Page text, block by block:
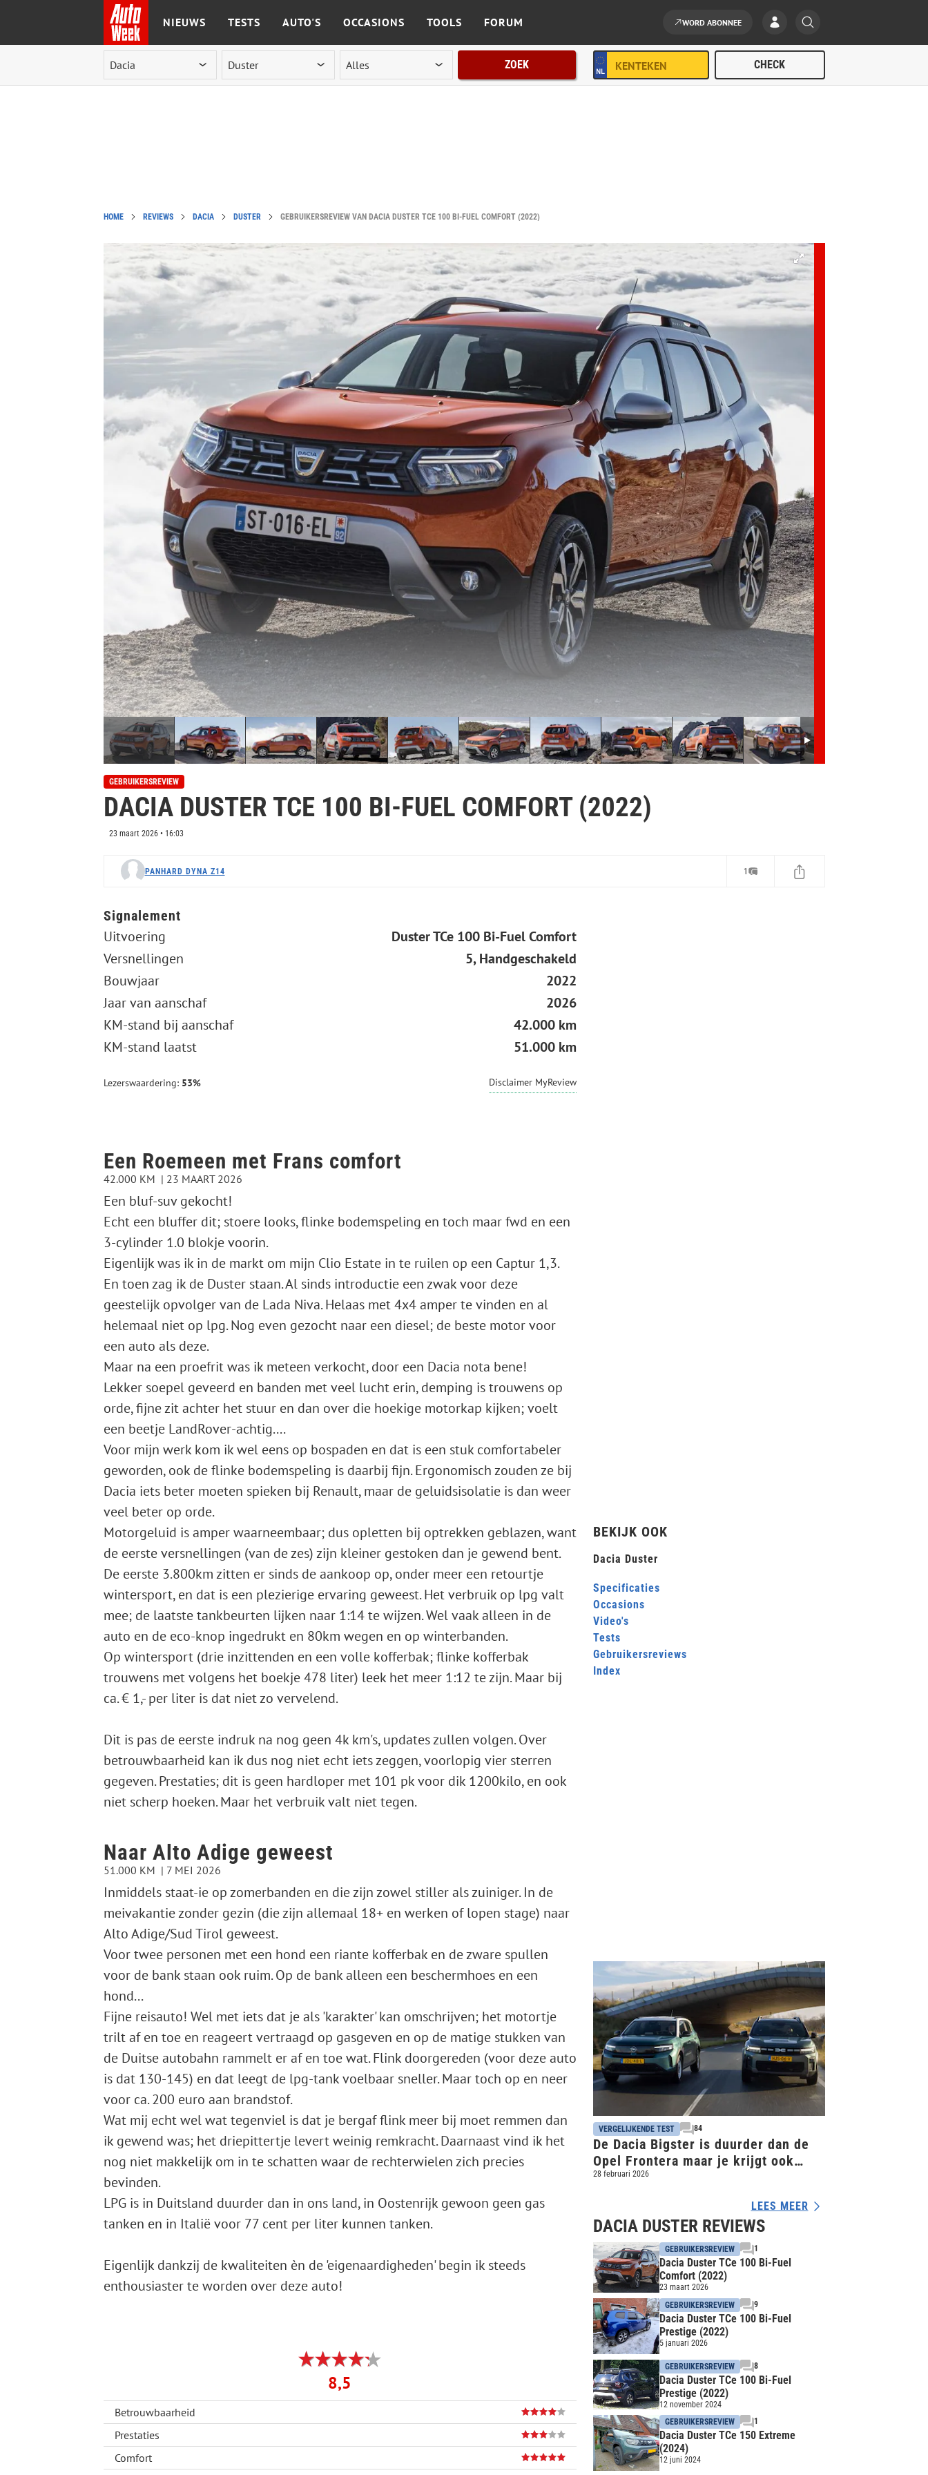
Ga naar de inhoud
NIEUWS TESTS AUTO'S OCCASIONS TOOLS FORUM WORD ABONNEE
ZOEK
HOME REVIEWS DACIA DUSTER GEBRUIKERSREVIEW VAN DACIA DUSTER TCE 100 BI-FUEL COMFORT (2022)
GEBRUIKERSREVIEW
DACIA DUSTER TCE 100 BI-FUEL COMFORT (2022)
23 maart 2026 • 16:03
PANHARD DYNA Z14 1
Signalement
Uitvoering
Duster TCe 100 Bi-Fuel Comfort
Versnellingen
5, Handgeschakeld
Bouwjaar
2022
Jaar van aanschaf
2026
KM-stand bij aanschaf
42.000 km
KM-stand laatst
51.000 km
Lezerswaardering: 53% Disclaimer MyReview
Een Roemeen met Frans comfort
42.000 KM 23 MAART 2026
Een bluf-suv gekocht!
Echt een bluffer dit; stoere looks, flinke bodemspeling en toch maar fwd en een
3-cylinder 1.0 blokje voorin.
Eigenlijk was ik in de markt om mijn Clio Estate in te ruilen op een Captur 1,3.
En toen zag ik de Duster staan. Al sinds introductie een zwak voor deze
geestelijk opvolger van de Lada Niva. Helaas met 4x4 amper te vinden en al
helemaal niet op lpg. Nog even gezocht naar een diesel; de beste motor voor
een auto als deze.
Maar na een proefrit was ik meteen verkocht, door een Dacia nota bene!
Lekker soepel geveerd en banden met veel lucht erin, demping is trouwens op
orde, fijne zit achter het stuur en dan over die hoekige motorkap kijken; voelt
een beetje LandRover-achtig....
Voor mijn werk kom ik wel eens op bospaden en dat is een stuk comfortabeler
geworden, ook de flinke bodemspeling is daarbij fijn. Ergonomisch zouden ze bij
Dacia iets beter moeten spieken bij Renault, maar de geluidsisolatie is dan weer
veel beter op orde.
Motorgeluid is amper waarneembaar; dus opletten bij optrekken geblazen, want
de eerste versnellingen (van de zes) zijn kleiner gestoken dan je gewend bent.
De eerste 3.800km zitten er sinds de aankoop op, onder meer een retourtje
wintersport, en dat is een plezierige ervaring geweest. Het verbruik op lpg valt
mee; de laatste tankbeurten lijken naar 1:14 te wijzen. Wel vaak alleen in de
auto en de eco-knop ingedrukt en 80km wegen en op winterbanden.
Op wintersport (drie inzittenden en een volle kofferbak; flinke kofferbak
trouwens met volgens het boekje 478 liter) leek het meer 1:12 te zijn. Maar bij
ca. € 1,- per liter is dat niet zo vervelend.
Dit is pas de eerste indruk na nog geen 4k km's, updates zullen volgen. Over
betrouwbaarheid kan ik dus nog niet echt iets zeggen, voorlopig vier sterren
gegeven. Prestaties; dit is geen hardloper met 101 pk voor dik 1200kilo, en ook
niet scherp hoeken. Maar het verbruik valt niet tegen.
Naar Alto Adige geweest
51.000 KM 7 MEI 2026
Inmiddels staat-ie op zomerbanden en die zijn zowel stiller als zuiniger. In de
meivakantie zonder gezin (die zijn allemaal 18+ en werken of lopen stage) naar
Alto Adige/Sud Tirol geweest.
Voor twee personen met een hond een riante kofferbak en de zware spullen
voor de bank staan ook ruim. Op de bank alleen een beschermhoes en een
hond...
Fijne reisauto! Wel met iets dat je als 'karakter' kan omschrijven; het motortje
trilt af en toe en reageert vertraagd op gasgeven en op de matige stukken van
de Duitse autobahn rammelt er af en toe wat. Flink doorgereden (voor deze auto
is dat 130-145) en dat leegt de lpg-tank voelbaar sneller. Maar toch op en neer
voor ca. 200 euro aan brandstof.
Wat mij echt wel wat tegenviel is dat je bergaf flink meer bij moet remmen dan
ik gewend was; het driepittertje levert weinig remkracht. Daarnaast vind ik het
nog niet makkelijk om in te schatten waar de rechterwielen zich precies
bevinden.
LPG is in Duitsland duurder dan in ons land, in Oostenrijk gewoon geen gas
tanken en in Italië voor 77 cent per liter kunnen tanken.
Eigenlijk dankzij de kwaliteiten èn de 'eigenaardigheden' begin ik steeds
enthousiaster te worden over deze auto!
8,5
Betrouwbaarheid
Prestaties
Comfort
BEKIJK OOK
Dacia Duster
Specificaties
Occasions
Video's
Tests
Gebruikersreviews
Index
VERGELIJKENDE TEST 84
De Dacia Bigster is duurder dan de
Opel Frontera maar je krijgt ook
meer auto voor je geld
28 februari 2026
LEES MEER
DACIA DUSTER REVIEWS
GEBRUIKERSREVIEW 1
Dacia Duster TCe 100 Bi-Fuel
Comfort (2022)
23 maart 2026
GEBRUIKERSREVIEW
9
Dacia Duster TCe 100 Bi-Fuel
Prestige (2022)
5 januari 2026
GEBRUIKERSREVIEW 8
Dacia Duster TCe 100 Bi-Fuel
Prestige (2022)
12 november 2024
GEBRUIKERSREVIEW
1
Dacia Duster TCe 150 Extreme
(2024)
12 juni 2024